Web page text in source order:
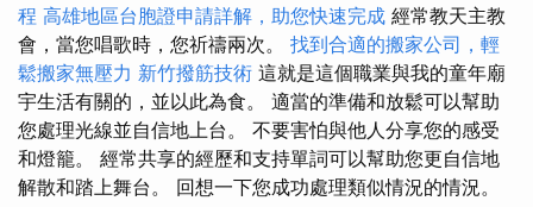
程 高雄地區台胞證申請詳解，助您快速完成 經常教天主教
會，當您唱歌時，您祈禱兩次。 找到合適的搬家公司，輕
鬆搬家無壓力 新竹撥筋技術 這就是這個職業與我的童年廟
宇生活有關的，並以此為食。 適當的準備和放鬆可以幫助
您處理光線並自信地上台。 不要害怕與他人分享您的感受
和燈籠。 經常共享的經歷和支持單詞可以幫助您更自信地
解散和踏上舞台。 回想一下您成功處理類似情況的情況。